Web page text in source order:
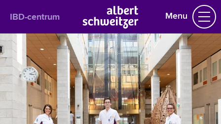
IBD-centrum Menu
IBD-centrum
Wat is IBD?
IBD-expertise
Klachten bij IBD
Het behandelteam
Diagnose en behandeling